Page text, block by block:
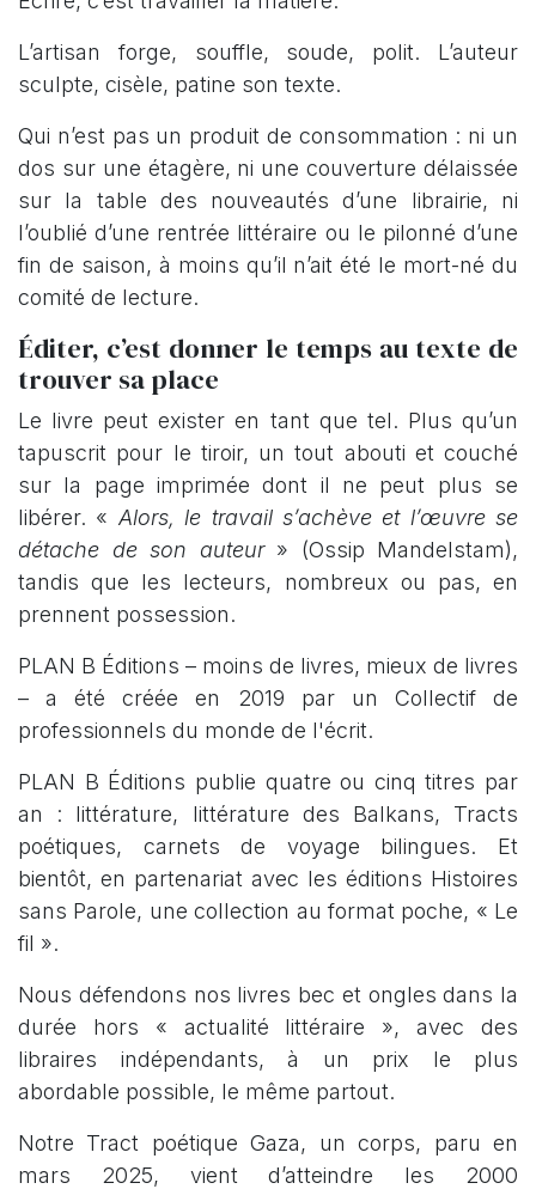
L’artisan forge, souffle, soude, polit. L’auteur
sculpte, cisèle, patine son texte.
Qui n’est pas un produit de consommation : ni un
dos sur une étagère, ni une couverture délaissée
sur la table des nouveautés d’une librairie, ni
l’oublié d’une rentrée littéraire ou le pilonné d’une
fin de saison, à moins qu’il n’ait été le mort-né du
comité de lecture.
Éditer, c’est donner le temps au texte de
trouver sa place
Le livre peut exister en tant que tel. Plus qu’un
tapuscrit pour le tiroir, un tout abouti et couché
sur la page imprimée dont il ne peut plus se
libérer. « Alors, le travail s’achève et l’œuvre se
détache de son auteur» (Ossip Mandelstam),
tandis que les lecteurs, nombreux ou pas, en
prennent possession.
PLAN B Éditions – moins de livres, mieux de livres
– a été créée en 2019 par un Collectif de
professionnels du monde de l'écrit.
PLAN B Éditions publie quatre ou cinq titres par
an : littérature, littérature des Balkans, Tracts
poétiques, carnets de voyage bilingues. Et
bientôt, en partenariat avec les éditions Histoires
sans Parole, une collection au format poche, « Le
fil ».
Nous défendons nos livres bec et ongles dans la
durée hors « actualité littéraire », avec des
libraires indépendants, à un prix le plus
abordable possible, le même partout.
Notre Tract poétique Gaza, un corps, paru en
mars 2025, vient d’atteindre les 2000